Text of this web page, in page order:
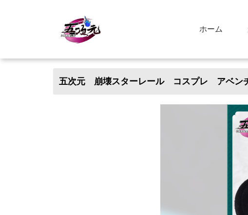
ホーム
五次元 崩壊スターレール コスプレ アベン